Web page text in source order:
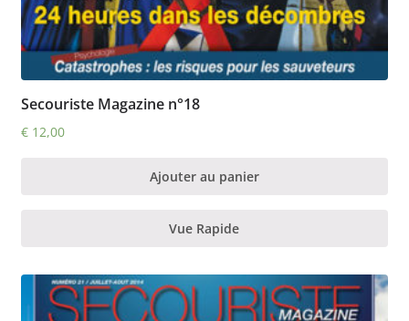
Secouriste Magazine n°18
€12,00
Ajouter au panier
Vue Rapide